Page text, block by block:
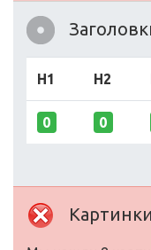
H1 H2
0 0
Картинки